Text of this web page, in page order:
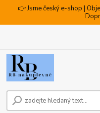
👉 Jsme český e-shop |